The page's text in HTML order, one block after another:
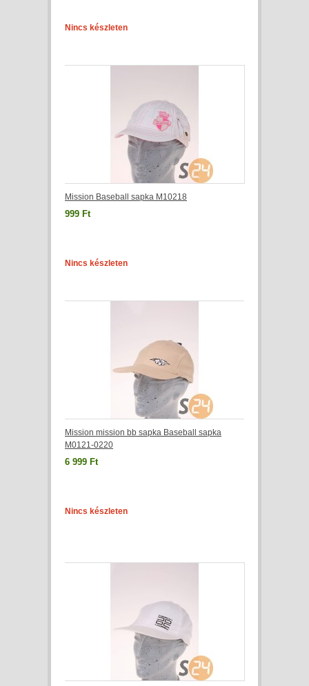
Nincs készleten
Mission Baseball sapka M10218
999 Ft
Nincs készleten
Mission mission bb sapka Baseball sapka
M0121-0220
6 999 Ft
Nincs készleten